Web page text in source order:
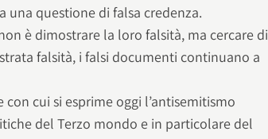
una questione di falsa credenza.
è dimostrare la loro falsità, ma cercare di
falsità, i falsi documenti continuano a
cui si esprime oggi l’antisemitismo
del Terzo mondo e in particolare del